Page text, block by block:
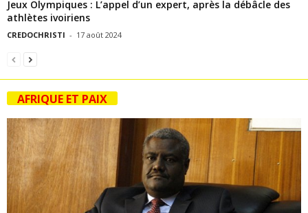
Jeux Olympiques : L’appel d’un expert, après la débâcle des
athlètes ivoiriens
CREDOCHRISTI - 17 août 2024
AFRIQUE ET PAIX